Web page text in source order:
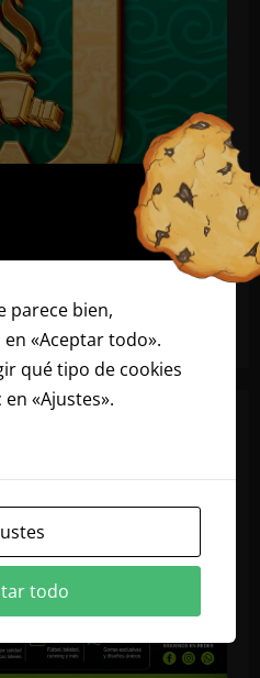
parece bien,
«Aceptar todo».
qué tipo de cookies
«Ajustes».
todo